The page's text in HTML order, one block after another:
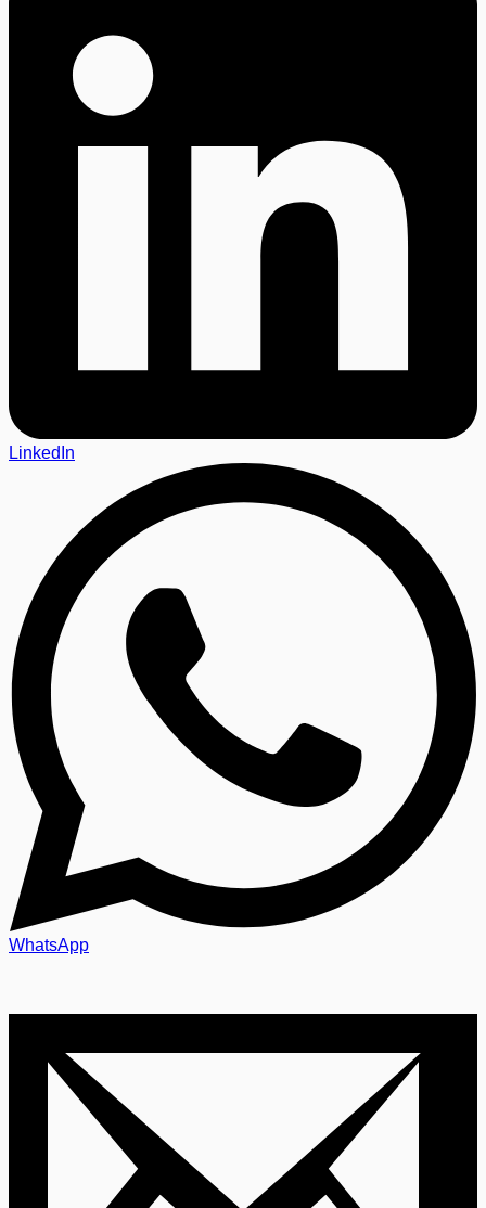
LinkedIn
WhatsApp